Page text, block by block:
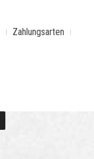
Zahlungsarten